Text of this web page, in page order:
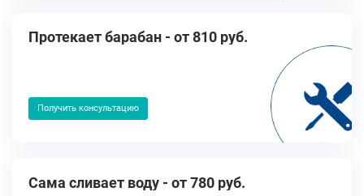
Протекает барабан - от 810 руб.
Получить консультацию
Сама сливает воду - от 780 руб.